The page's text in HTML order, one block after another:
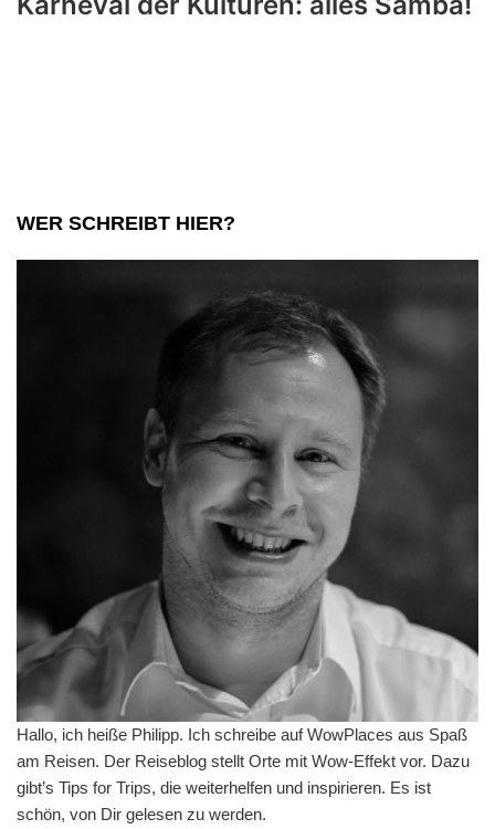
WER SCHREIBT HIER?
Hallo, ich heiße Philipp. Ich schreibe auf WowPlaces aus Spaß
am Reisen. Der Reiseblog stellt Orte mit Wow-Effekt vor. Dazu
gibt’s Tips for Trips, die weiterhelfen und inspirieren. Es ist
schön, von Dir gelesen zu werden.